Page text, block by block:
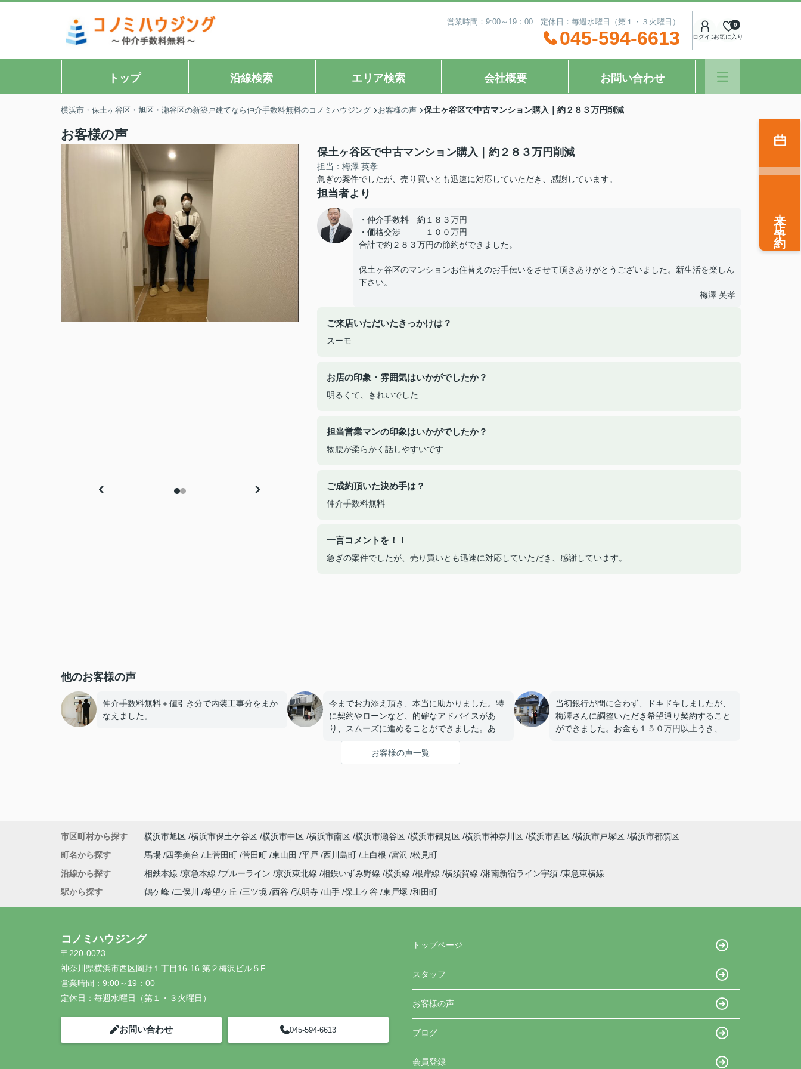
営業時間：9:00～19：00 定休日：毎週水曜日（第１・３火曜日）
045-594-6613 ログインお気に入り
0
トップ 沿線検索 エリア検索 会社概要 お問い合わせ
横浜市・保土ヶ谷区・旭区・瀬谷区の新築戸建てなら仲介手数料無料のコノミハウジング お客様の声 保土ヶ谷区で中古マンション購入｜約２８３万円削減
お客様の声
保土ヶ谷区で中古マンション購入｜約２８３万円削減
担当：梅澤 英孝
急ぎの案件でしたが、売り買いとも迅速に対応していただき、感謝しています。
担当者より
・仲介手数料 約１８３万円
・価格交渉 １００万円
合計で約２８３万円の節約ができました。
保土ヶ谷区のマンションお住替えのお手伝いをさせて頂きありがとうございました。新生活を楽しん
下さい。
梅澤 英孝
ご来店いただいたきっかけは？
スーモ
お店の印象・雰囲気はいかがでしたか？
明るくて、きれいでした
担当営業マンの印象はいかがでしたか？
物腰が柔らかく話しやすいです
ご成約頂いた決め手は？
仲介手数料無料
一言コメントを！！
急ぎの案件でしたが、売り買いとも迅速に対応していただき、感謝しています。
他のお客様の声
仲介手数料無料＋値引き分で内装工事分をまか
なえました。
今までお力添え頂き、本当に助かりました。特
に契約やローンなど、的確なアドバイスがあ
り、スムーズに進めることができました。あり
がとうございました。
当初銀行が間に合わず、ドキドキしましたが、
梅澤さんに調整いただき希望通り契約すること
ができました。お金も１５０万円以上うき、本
お客様の声一覧
来店予約
市区町村から探す 横浜市旭区 横浜市保土ケ谷区 横浜市中区 横浜市南区 横浜市瀬谷区 横浜市鶴見区 横浜市神奈川区 横浜市西区 横浜市戸塚区 横浜市都筑区
町名から探す
馬場 四季美台 上菅田町 菅田町 東山田 平戸 西川島町 上白根 宮沢
松見町
沿線から探す
相鉄本線 京急本線 ブルーライン 京浜東北線 相鉄いずみ野線 横浜線 根岸線 横須賀線 湘南新宿ライン宇須 東急東横線
駅から探す
鶴ケ峰 二俣川 希望ケ丘 三ツ境 西谷 弘明寺 山手 保土ケ谷 東戸塚 和田町
コノミハウジング
〒220-0073
神奈川県横浜市西区岡野１丁目16-16 第２梅沢ビル５F
営業時間： 9:00～19：00
定休日： 毎週水曜日（第１・３火曜日）
お問い合わせ 045-594-6613
トップページ
スタッフ
お客様の声
ブログ
会員登録